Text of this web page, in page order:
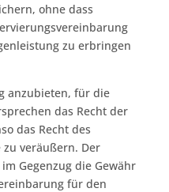
ohne dass
zu erbringen
anzubieten, für die
das Recht der
das Recht des
veräußern. Der
Gegenzug die Gewähr
für den